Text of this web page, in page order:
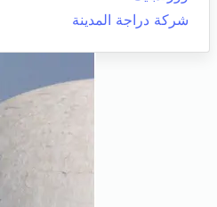
شركة دراجة المدينة